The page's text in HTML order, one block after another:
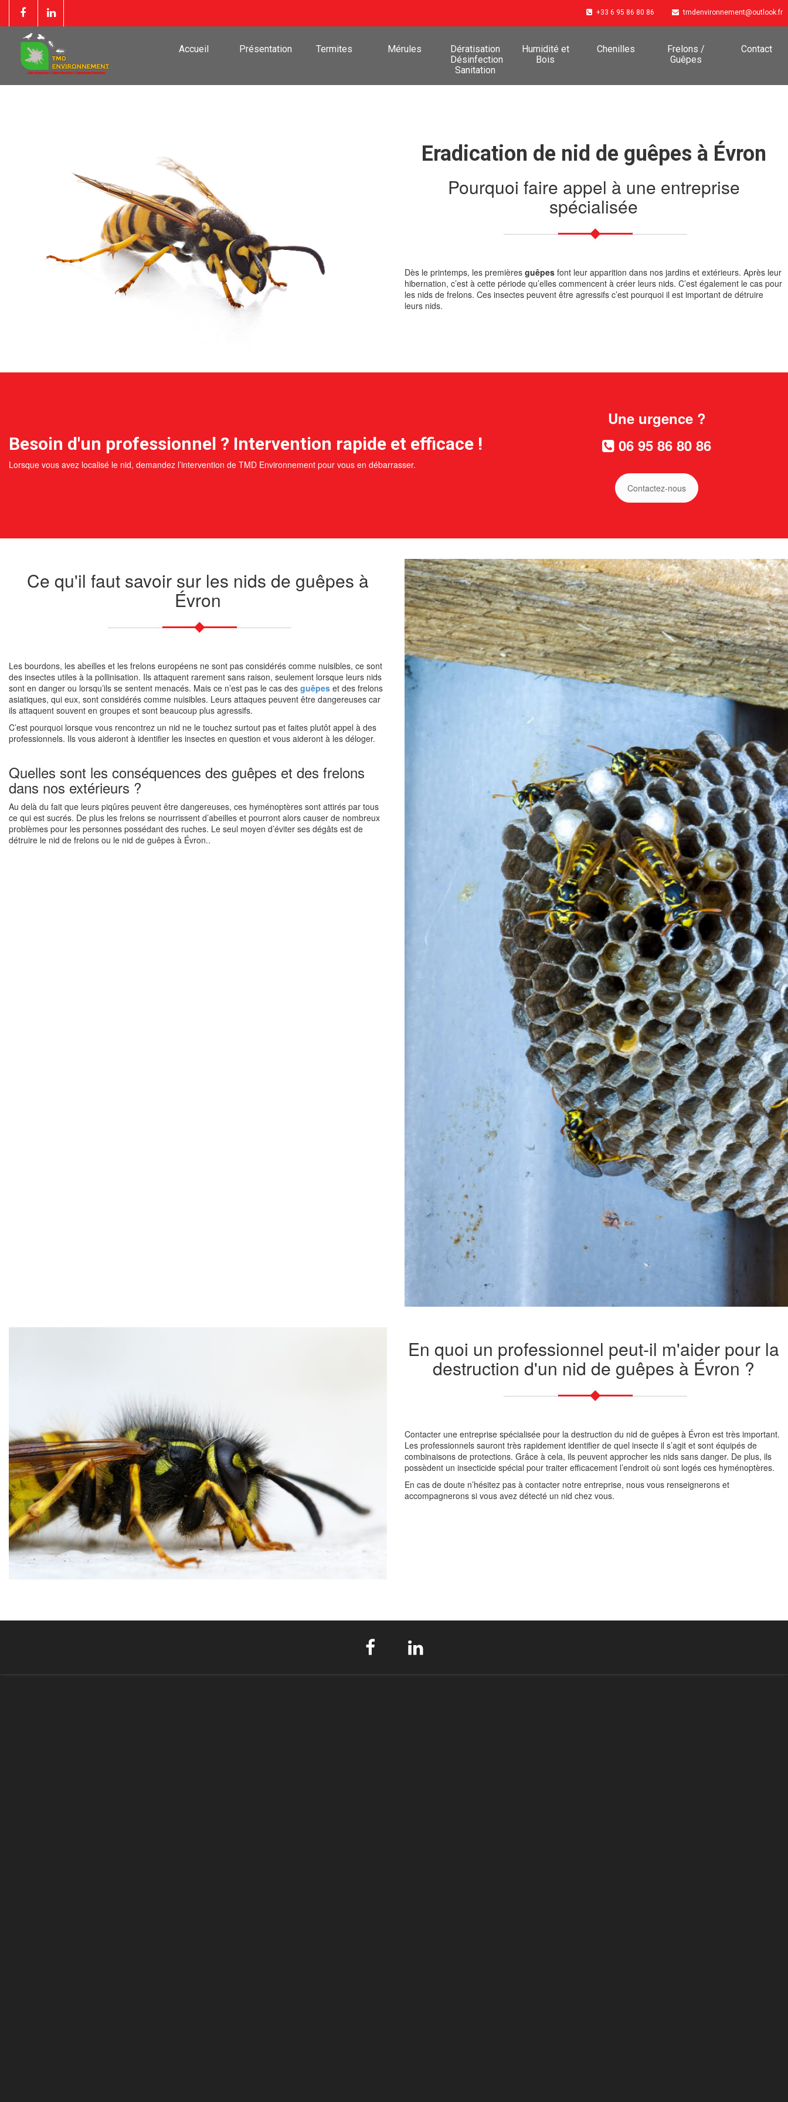
+33 6 95 86 80 86 tmdenvironnement@outlook.fr
Accueil Présentation Termites Mérules
Dératisation
Désinfection
Sanitation
Humidité et
Bois
Chenilles
Frelons /
Guêpes
Contact
Eradication de nid de guêpes à Évron
Pourquoi faire appel à une entreprise
spécialisée
Dès le printemps, les premières guêpes font leur apparition dans nos jardins et extérieurs. Après leur
hibernation, c’est à cette période qu’elles commencent à créer leurs nids. C’est également le cas pour
les nids de frelons. Ces insectes peuvent être agressifs c’est pourquoi il est important de détruire
leurs nids.
Besoin d'un professionnel ? Intervention rapide et efficace !
Lorsque vous avez localisé le nid, demandez l’intervention de TMD Environnement pour vous en débarrasser.
Une urgence ?
06 95 86 80 86
Contactez-nous
Ce qu'il faut savoir sur les nids de guêpes à
Évron
Les bourdons, les abeilles et les frelons européens ne sont pas considérés comme nuisibles, ce sont
des insectes utiles à la pollinisation. Ils attaquent rarement sans raison, seulement lorsque leurs nids
sont en danger ou lorsqu’ils se sentent menacés. Mais ce n’est pas le cas des guêpes et des frelons
asiatiques, qui eux, sont considérés comme nuisibles. Leurs attaques peuvent être dangereuses car
ils attaquent souvent en groupes et sont beaucoup plus agressifs.
C’est pourquoi lorsque vous rencontrez un nid ne le touchez surtout pas et faites plutôt appel à des
professionnels. Ils vous aideront à identifier les insectes en question et vous aideront à les déloger.
Quelles sont les conséquences des guêpes et des frelons
dans nos extérieurs ?
Au delà du fait que leurs piqûres peuvent être dangereuses, ces hyménoptères sont attirés par tous
ce qui est sucrés. De plus les frelons se nourrissent d’abeilles et pourront alors causer de nombreux
problèmes pour les personnes possédant des ruches. Le seul moyen d’éviter ses dégâts est de
détruire le nid de frelons ou le nid de guêpes à Évron..
En quoi un professionnel peut-il m'aider pour la
destruction d'un nid de guêpes à Évron ?
Contacter une entreprise spécialisée pour la destruction du nid de guêpes à Évron est très important.
Les professionnels sauront très rapidement identifier de quel insecte il s’agit et sont équipés de
combinaisons de protections. Grâce à cela, ils peuvent approcher les nids sans danger. De plus, ils
possèdent un insecticide spécial pour traiter efficacement l’endroit où sont logés ces hyménoptères.
En cas de doute n’hésitez pas à contacter notre entreprise, nous vous renseignerons et
accompagnerons si vous avez détecté un nid chez vous.